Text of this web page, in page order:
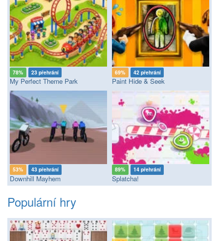
78% 23 přehrání
My Perfect Theme Park
69% 42 přehrání
Paint Hide & Seek
53% 43 přehrání
Downhill Mayhem
89% 14 přehrání
Splatcha!
Populární hry